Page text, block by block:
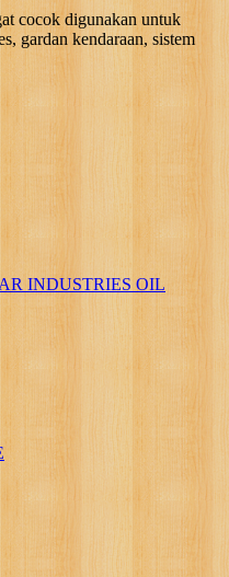
cocok digunakan untuk
gardan kendaraan, sistem
INDUSTRIES OIL